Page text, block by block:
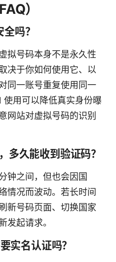
）
吗？
拟号码本身不是永久性
决于你如何使用它、以
同一账号重复使用同一
使用可以降低真实身份曝
网站对虚拟号码的识别
多久能收到验证码？
钟之间，但也会因国
情况而波动。若长时间
新号码页面、切换国家
发起请求。
实名认证吗？